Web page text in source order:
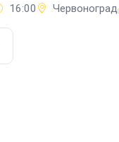
16:00 Червоноград